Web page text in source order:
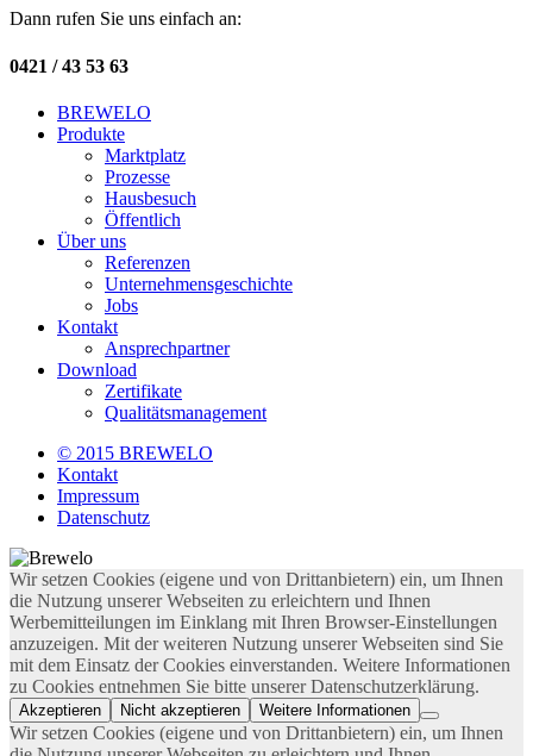
Dann rufen Sie uns einfach an:
0421 / 43 53 63
BREWELO
Produkte
Marktplatz
Prozesse
Hausbesuch
Öffentlich
Über uns
Referenzen
Unternehmensgeschichte
Jobs
Kontakt
Ansprechpartner
Download
Zertifikate
Qualitätsmanagement
© 2015 BREWELO
Kontakt
Impressum
Datenschutz
Wir setzen Cookies (eigene und von Drittanbietern) ein, um Ihnen
die Nutzung unserer Webseiten zu erleichtern und Ihnen
Werbemitteilungen im Einklang mit Ihren Browser-Einstellungen
anzuzeigen. Mit der weiteren Nutzung unserer Webseiten sind Sie
mit dem Einsatz der Cookies einverstanden. Weitere Informationen
zu Cookies entnehmen Sie bitte unserer Datenschutzerklärung.
Akzeptieren Nicht akzeptieren Weitere Informationen
Wir setzen Cookies (eigene und von Drittanbietern) ein, um Ihnen